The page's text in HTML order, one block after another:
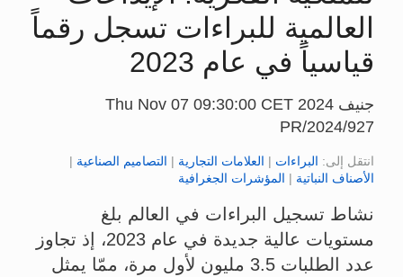
العالمية للبراءات تسجل رقماً
قياسياً في عام 2023
جنيف Thu Nov 07 09:30:00 CET 2024
PR/2024/927
انتقل إلى: البراءات | العلامات التجارية | التصاميم الصناعية |
الأصناف النباتية | المؤشرات الجغرافية
نشاط تسجيل البراءات في العالم بلغ
مستويات عالية جديدة في عام 2023، إذ تجاوز
عدد الطلبات 3.5 مليون لأول مرة، ممّا يمثل